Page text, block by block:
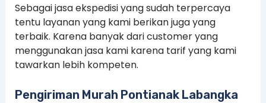
Sebagai jasa ekspedisi yang sudah terpercaya
tentu layanan yang kami berikan juga yang
terbaik. Karena banyak dari customer yang
menggunakan jasa kami karena tarif yang kami
tawarkan lebih kompeten.
Pengiriman Murah Pontianak Labangka